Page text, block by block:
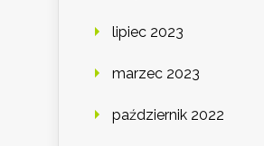
lipiec 2023
marzec 2023
październik 2022